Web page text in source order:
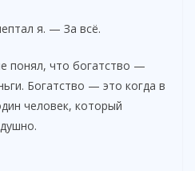
я. — За всё.
понял, что богатство —
Богатство — это когда в
человек, который